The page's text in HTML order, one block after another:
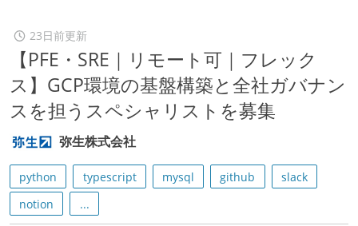
23日前更新
【PFE・SRE｜リモート可｜フレック
ス】GCP環境の基盤構築と全社ガバナン
スを担うスペシャリストを募集
弥生株式会社
python typescript mysql github
slack
notion
...